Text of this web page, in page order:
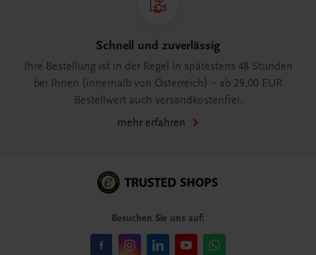
Schnell und zuverlässig
Ihre Bestellung ist in der Regel in spätestens 48 Stunden
bei Ihnen (innerhalb von Österreich) – ab 29,00 EUR
Bestellwert auch versandkostenfrei.
mehr erfahren
Besuchen Sie uns auf: